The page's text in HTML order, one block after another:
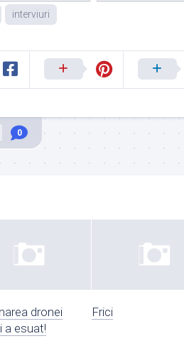
interviuri
0
dronei
a esuat!
Frici